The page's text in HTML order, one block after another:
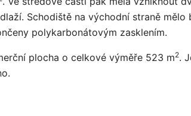
Schodiště na východní straně
polykarbonátovým zasklením.
plocha o celkové výměře 523 m2.